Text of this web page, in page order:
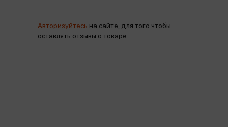
Авторизуйтесь на сайте, для того чтобы
оставлять отзывы о товаре.